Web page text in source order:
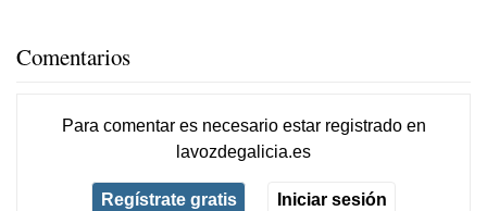
Comentarios
Para comentar es necesario estar registradoen
lavozdegalicia.es
Regístrate gratis Iniciar sesión